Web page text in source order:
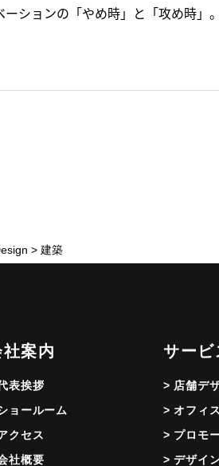
ーションの「やめ時」と「攻め時」
> 建築
社案内
表挨拶
ョールーム
クセス
社概要
サービ
> 店舗デ
> オフィ
> プロモ
> デザイ